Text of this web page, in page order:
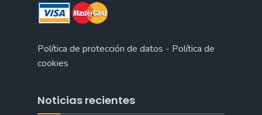
Política de protección de datos - Política de
cookies
Noticias recientes